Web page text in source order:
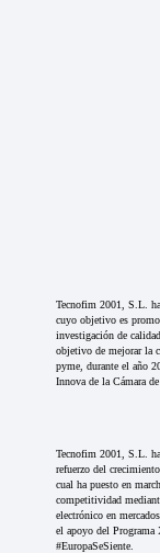
Tecnofim 2001, S.L.
cuyo objetivo es
investigación de
objetivo de mejorar la
pyme, durante el año
Innova de la Cámara
Tecnofim 2001, S.L.
refuerzo del
cual ha puesto en
competitividad
electrónico en
el apoyo del Programa
#EuropaSeSiente.